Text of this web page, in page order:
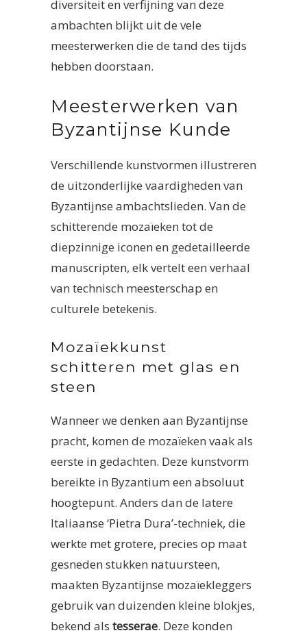
diversiteit en verfijning van deze
ambachten blijkt uit de vele
meesterwerken die de tand des tijds
hebben doorstaan.
Meesterwerken van
Byzantijnse Kunde
Verschillende kunstvormen illustreren
de uitzonderlijke vaardigheden van
Byzantijnse ambachtslieden. Van de
schitterende mozaïeken tot de
diepzinnige iconen en gedetailleerde
manuscripten, elk vertelt een verhaal
van technisch meesterschap en
culturele betekenis.
Mozaïekkunst
schitteren met glas en
steen
Wanneer we denken aan Byzantijnse
pracht, komen de mozaïeken vaak als
eerste in gedachten. Deze kunstvorm
bereikte in Byzantium een absoluut
hoogtepunt. Anders dan de latere
Italiaanse ‘Pietra Dura’-techniek, die
werkte met grotere, precies op maat
gesneden stukken natuursteen,
maakten Byzantijnse mozaïekleggers
gebruik van duizenden kleine blokjes,
bekend als tesserae. Deze konden